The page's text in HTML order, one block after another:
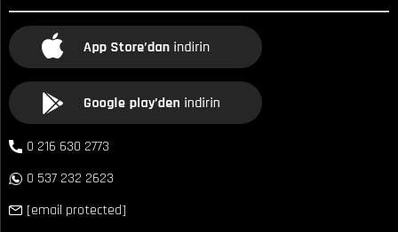
0 216 630 2773
0 537 232 2623
[email protected]